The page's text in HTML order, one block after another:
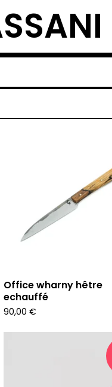
Office wharny hêtre
echauffé
90,00 €